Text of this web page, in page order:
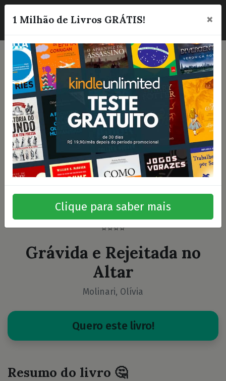
☰
⭐⭐⭐⭐
Grávida e Rejeitada no
Altar
Molinari, Olívia
Quero este livro!
Resumo do livro 🤔
1 Milhão de Livros GRÁTIS! ×
Clique para saber mais